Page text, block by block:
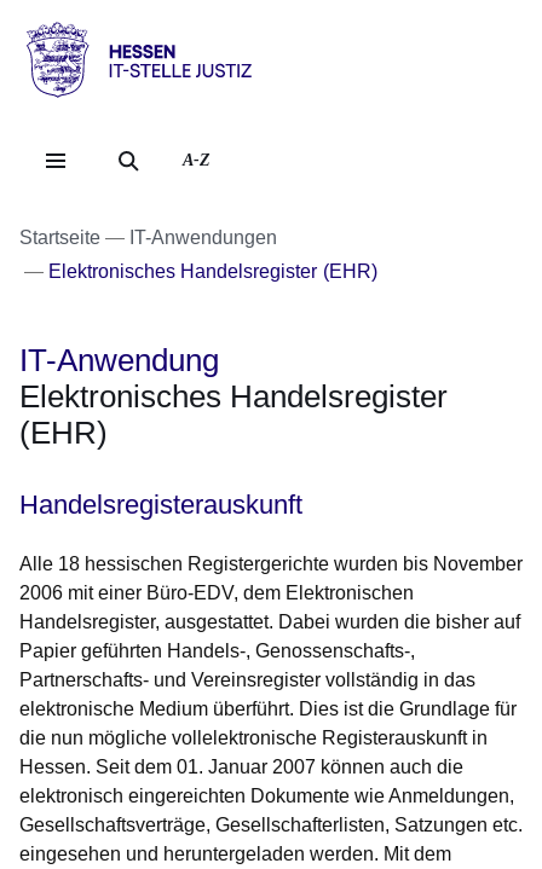
Hessen
IT-
A-Z
Startseite
IT-Anwendungen
Elektronisches Handelsregister (EHR)
IT-Anwendung
Elektronisches Handelsregister
(EHR)
Handelsregisterauskunft
Alle 18 hessischen Registergerichte wurden bis November
2006 mit einer Büro-EDV, dem Elektronischen
Handelsregister, ausgestattet. Dabei wurden die bisher auf
Papier geführten Handels-, Genossenschafts-,
Partnerschafts- und Vereinsregister vollständig in das
elektronische Medium überführt. Dies ist die Grundlage für
die nun mögliche vollelektronische Registerauskunft in
Hessen. Seit dem 01. Januar 2007 können auch die
elektronisch eingereichten Dokumente wie Anmeldungen,
Gesellschaftsverträge, Gesellschafterlisten, Satzungen etc.
eingesehen und heruntergeladen werden. Mit dem